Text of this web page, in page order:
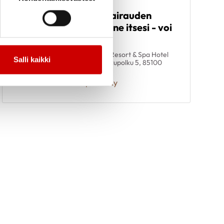
Salli kaikki
Elämää
sydänlihassairauden
kanssa - tunne itsesi - voi
hyvin
Santa's Resort & Spa Hotel
Sani, Jukupolku 5, 85100
Kalajoki
Karpatiat Ry